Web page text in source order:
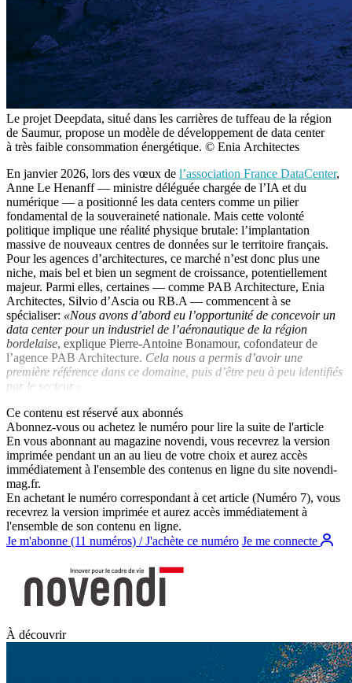
Le projet Deepdata, situé dans les carrières de tuffeau de la région
de Saumur, propose un modèle de développement de data center
à très faible consommation énergétique. © Enia Architectes
En janvier 2026, lors des vœux de l’association France DataCenter,
Anne Le Henanff — ministre déléguée chargée de l’IA et du
numérique — a positionné les data centers comme un pilier
fondamental de la souveraineté nationale. Mais cette volonté
politique implique une réalité physique brutale: l’implantation
massive de nouveaux centres de données sur le territoire français.
Pour les agences d’architectures, ce marché n’est donc plus une
niche, mais bel et bien un segment de croissance, potentiellement
majeur. Parmi elles, certaines — comme PAB Architecture, Enia
Architectes, Silvio d’Ascia ou RB.A — commencent à se
spécialiser: «Nous avons d’abord eu l’opportunité de concevoir un
data center pour un industriel de l’aéronautique de la région
bordelaise, explique Pierre-Antoine Bonamour, cofondateur de
l’agence PAB Architecture. Cela nous a permis d’avoir une
première référence dans ce domaine, puis d’être peu à peu identifiés
par le secteur.»
Ce contenu est réservé aux abonnés
Abonnez-vous ou achetez le numéro pour lire la suite de l'article
En vous abonnant au magazine novendi, vous recevrez la version
imprimée pendant un an au lieu de votre choix et aurez accès
immédiatement à l'ensemble des contenus en ligne du site novendi-
mag.fr.
En achetant le numéro correspondant à cet article (Numéro 7), vous
recevrez la version imprimée et aurez accès immédiatement à
l'ensemble de son contenu en ligne.
Je m'abonne (11 numéros) / J'achète ce numéro Je me connecte
À découvrir